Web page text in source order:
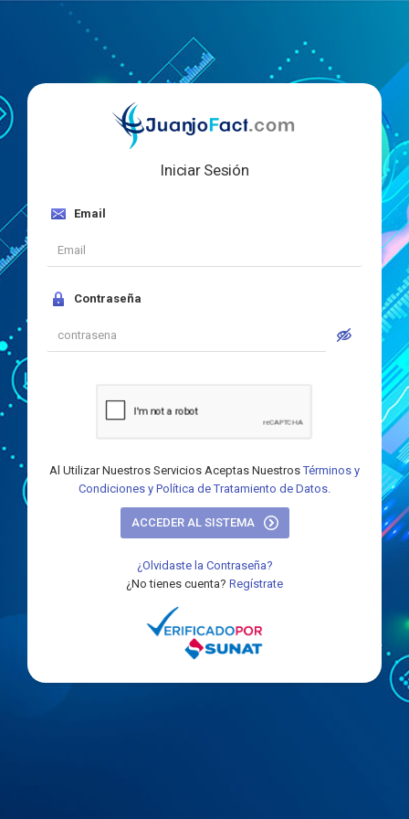
Iniciar Sesión
Email
Contraseña
Al Utilizar Nuestros Servicios Aceptas NuestrosTérminos y
Condiciones y Política de Tratamiento de Datos.
ACCEDER AL SISTEMA
¿Olvidaste la Contraseña?
¿No tienes cuenta? Regístrate